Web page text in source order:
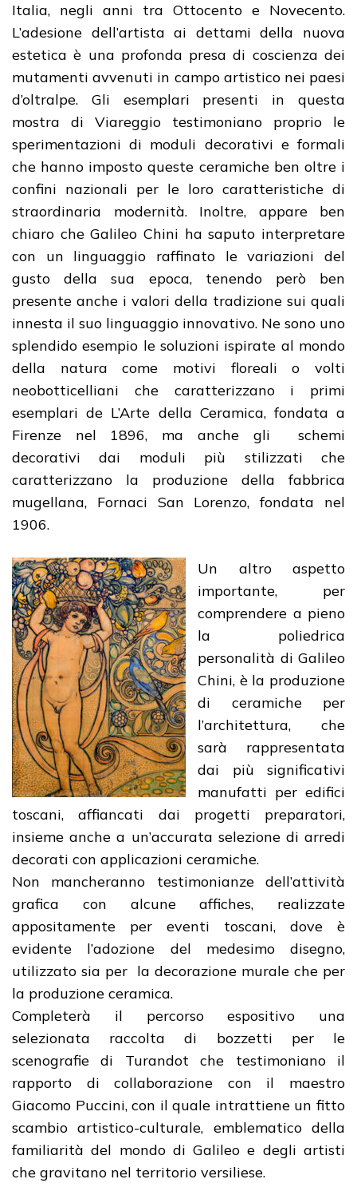
Italia, negli anni tra Ottocento e Novecento.
L’adesione dell’artista ai dettami della nuova
estetica è una profonda presa di coscienza dei
mutamenti avvenuti in campo artistico nei paesi
d’oltralpe. Gli esemplari presenti in questa
mostra di Viareggio testimoniano proprio le
sperimentazioni di moduli decorativi e formali
che hanno imposto queste ceramiche ben oltre i
confini nazionali per le loro caratteristiche di
straordinaria modernità. Inoltre, appare ben
chiaro che Galileo Chini ha saputo interpretare
con un linguaggio raffinato le variazioni del
gusto della sua epoca, tenendo però ben
presente anche i valori della tradizione sui quali
innesta il suo linguaggio innovativo. Ne sono uno
splendido esempio le soluzioni ispirate al mondo
della natura come motivi floreali o volti
neobotticelliani che caratterizzano i primi
esemplari de L’Arte della Ceramica, fondata a
Firenze nel 1896, ma anche gli schemi
decorativi dai moduli più stilizzati che
caratterizzano la produzione della fabbrica
mugellana, Fornaci San Lorenzo, fondata nel
1906.
Un altro aspetto
importante, per
comprendere a pieno
la poliedrica
personalità di Galileo
Chini, è la produzione
di ceramiche per
l’architettura, che
sarà rappresentata
dai più significativi
manufatti per edifici
toscani, affiancati dai progetti preparatori,
insieme anche a un’accurata selezione di arredi
decorati con applicazioni ceramiche.
Non mancheranno testimonianze dell’attività
grafica con alcune affiches, realizzate
appositamente per eventi toscani, dove è
evidente l’adozione del medesimo disegno,
utilizzato sia per la decorazione murale che per
la produzione ceramica.
Completerà il percorso espositivo una
selezionata raccolta di bozzetti per le
scenografie di Turandot che testimoniano il
rapporto di collaborazione con il maestro
Giacomo Puccini, con il quale intrattiene un fitto
scambio artistico-culturale, emblematico della
familiarità del mondo di Galileo e degli artisti
che gravitano nel territorio versiliese.